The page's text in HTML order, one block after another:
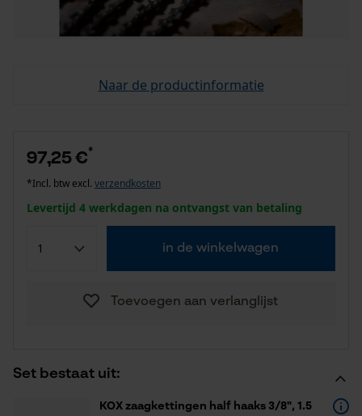
Naar de productinformatie
Set bestaat uit:
KOX zaagkettingen half haaks 3/8", 1.5
97,25 €*
*Incl. btw excl. verzendkosten
Levertijd 4 werkdagen na ontvangst van betaling
in de winkelwagen
Toevoegen aan verlanglijst